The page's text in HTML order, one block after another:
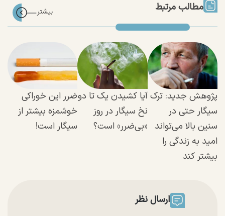
مطالب مرتبط
پژوهش جدید: ترک
سیگار حتی در
سنین بالا می‌تواند
امید به زندگی را
بیشتر کند
آیا کشیدن یک تا دو
نخ سیگار در روز
«بی‌ضرر» است؟
ضرر این خوراکی
خوشمزه بیشتر از
سیگار است!
ارسال نظر